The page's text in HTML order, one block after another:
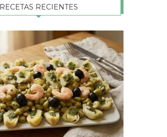
RECETAS RECIENTES